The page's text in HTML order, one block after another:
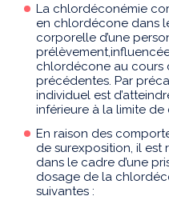
La chlordéconémie
en chlordécone dans
corporelle d’une
chlordécone au cours
précédentes. Par
individuel est
inférieure à la limite de
En raison des
de surexposition, il est
dans le cadre d’une
dosage de la
suivantes :